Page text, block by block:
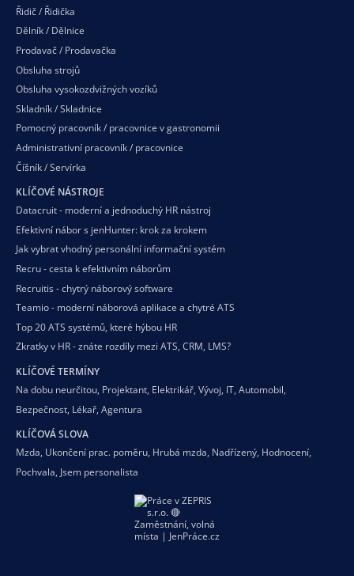
Řidič / Řidička
Dělník / Dělnice
Prodavač / Prodavačka
Obsluha strojů
Obsluha vysokozdvižných vozíků
Skladník / Skladnice
Pomocný pracovník / pracovnice v gastronomii
Administrativní pracovník / pracovnice
Číšník / Servírka
KLÍČOVÉ NÁSTROJE
Datacruit - moderní a jednoduchý HR nástroj
Efektivní nábor s jenHunter: krok za krokem
Jak vybrat vhodný personální informační systém
Recru - cesta k efektivním náborům
Recruitis - chytrý náborový software
Teamio - moderní náborová aplikace a chytré ATS
Top 20 ATS systémů, které hýbou HR
Zkratky v HR - znáte rozdíly mezi ATS, CRM, LMS?
KLÍČOVÉ TERMÍNY
Na dobu neurčitou, Projektant, Elektrikář, Vývoj, IT, Automobil,
Bezpečnost, Lékař, Agentura
KLÍČOVÁ SLOVA
Mzda, Ukončení prac. poměru, Hrubá mzda, Nadřízený, Hodnocení,
Pochvala, Jsem personalista